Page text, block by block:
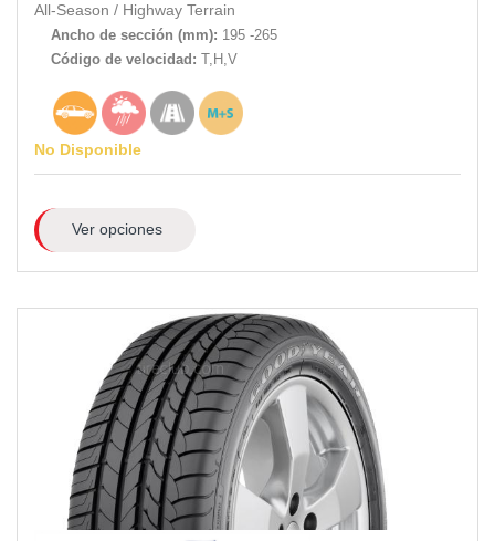
All-Season / Highway Terrain
Ancho de sección (mm): 195 -265
Código de velocidad: T,H,V
No Disponible
Ver opciones